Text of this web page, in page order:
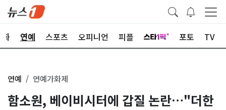
화 연예 스포츠 오피니언 피플 포토 TV
연예 연예가화제
함소원, 베이비시터에 갑질 논란…"더한